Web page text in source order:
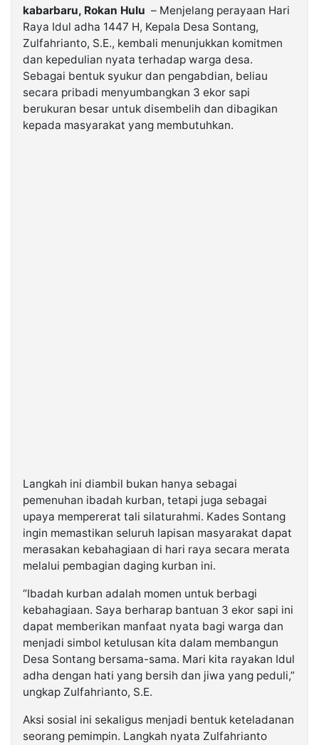
Kabarbaru.co
2026
Kabarbaru
Media
Holding
kabarbaru, Rokan Hulu – Menjelang perayaan Hari
Raya Idul adha 1447 H, Kepala Desa Sontang,
Zulfahrianto, S.E., kembali menunjukkan komitmen
dan kepedulian nyata terhadap warga desa.
Sebagai bentuk syukur dan pengabdian, beliau
secara pribadi menyumbangkan 3 ekor sapi
berukuran besar untuk disembelih dan dibagikan
kepada masyarakat yang membutuhkan.
Langkah ini diambil bukan hanya sebagai
pemenuhan ibadah kurban, tetapi juga sebagai
upaya mempererat tali silaturahmi. Kades Sontang
ingin memastikan seluruh lapisan masyarakat dapat
merasakan kebahagiaan di hari raya secara merata
melalui pembagian daging kurban ini.
“Ibadah kurban adalah momen untuk berbagi
kebahagiaan. Saya berharap bantuan 3 ekor sapi ini
dapat memberikan manfaat nyata bagi warga dan
menjadi simbol ketulusan kita dalam membangun
Desa Sontang bersama-sama. Mari kita rayakan Idul
adha dengan hati yang bersih dan jiwa yang peduli,”
ungkap Zulfahrianto, S.E.
Aksi sosial ini sekaligus menjadi bentuk keteladanan
seorang pemimpin. Langkah nyata Zulfahrianto